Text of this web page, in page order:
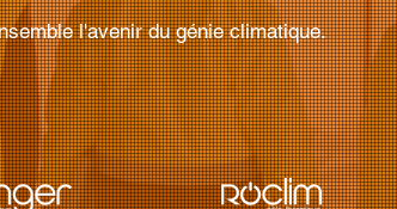
l'avenir du génie climatique.